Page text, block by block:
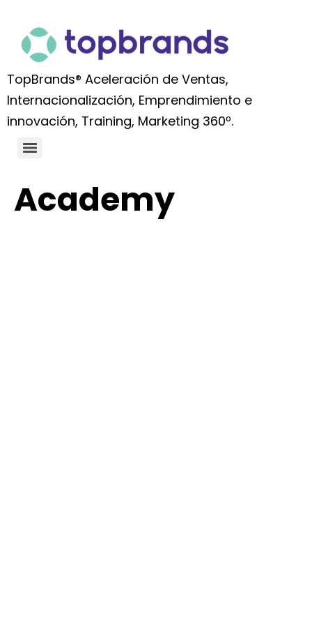
TopBrands® Aceleración de Ventas,
Internacionalización, Emprendimiento e
innovación, Training, Marketing 360º.
Academy